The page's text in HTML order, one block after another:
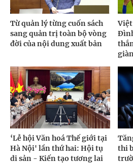
Từ quản lý từng cuốn sách
sang quản trị toàn bộ vòng
đời của nội dung xuất bản
Việt
‘Lễ hội Văn hoá Thế giới tại
Hà Nội' lần thứ hai: Hội tụ
di sản - Kiến tạo tương lai
thi